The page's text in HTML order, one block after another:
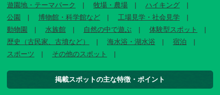
遊園地・テーマパーク 牧場・農場
ハイキング
公園
博物館・科学館など
工場見学・社会見学
動物園
水族館 自然の中で遊ぶ
体験型スポット
歴史（古民家、古墳など）
海水浴・湖水浴
宿泊
スポーツ
その他のスポット
掲載スポットの主な特徴・ポイント